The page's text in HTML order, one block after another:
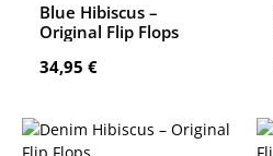
Blue Hibiscus –
Original Flip Flops
Regulärer Preis:
34,95 €